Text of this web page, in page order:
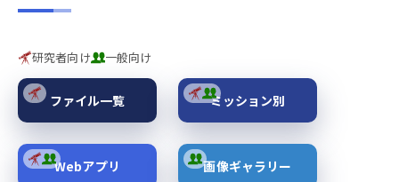
研究者向け 一般向け
ファイル一覧 ミッション別
Webアプリ 画像ギャラリー